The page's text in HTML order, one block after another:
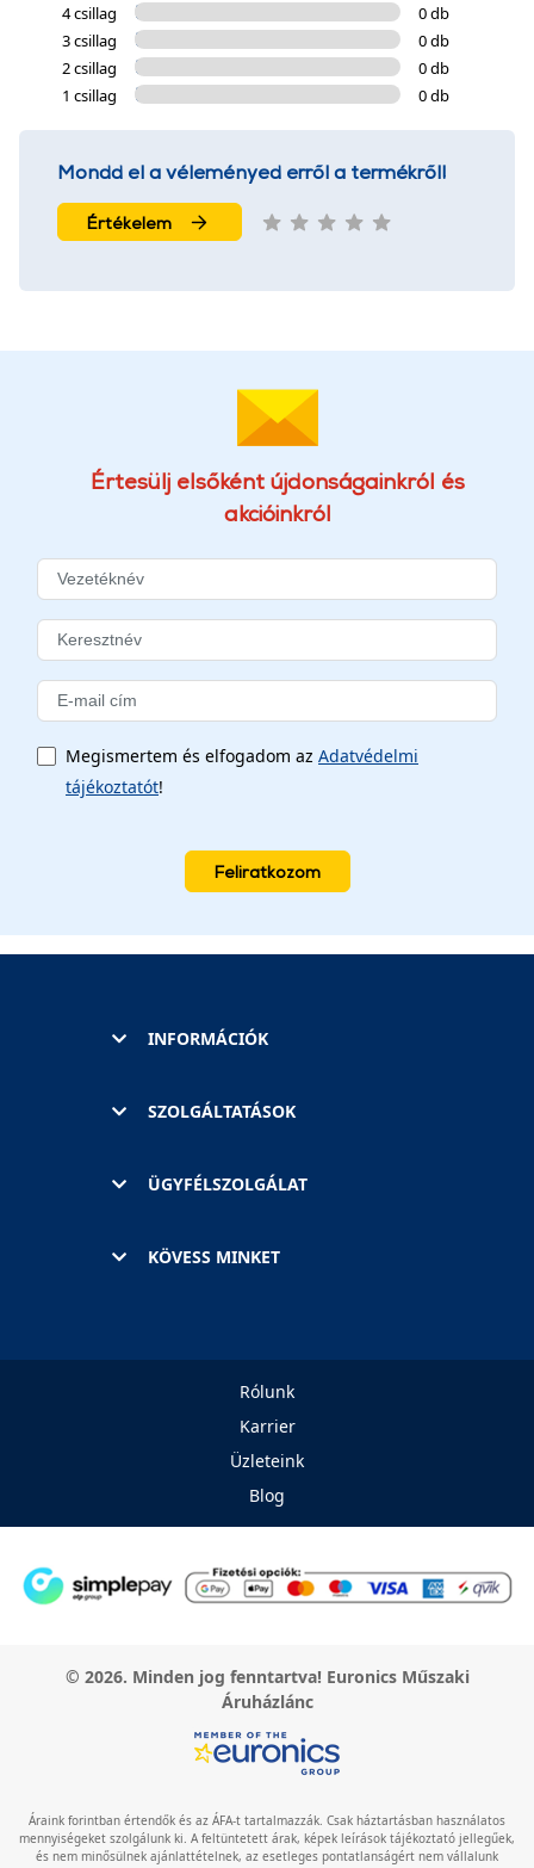
4 csillag
0 db
3 csillag
0 db
2 csillag
0 db
1 csillag
0 db
Mondd el a véleményed erről a termékről!
Értékelem
Értesülj elsőként újdonságainkról és
akcióinkról
Megismertem és elfogadom az Adatvédelmi
tájékoztatót!
Feliratkozom
INFORMÁCIÓK
SZOLGÁLTATÁSOK
ÜGYFÉLSZOLGÁLAT
KÖVESS MINKET
Rólunk
Karrier
Üzleteink
Blog
© 2026. Minden jog fenntartva! Euronics Műszaki
Áruházlánc
Áraink forintban értendők és az ÁFA-t tartalmazzák. Csak háztartásban használatos
mennyiségeket szolgálunk ki. A feltüntetett árak, képek leírások tájékoztató jellegűek,
és nem minősülnek ajánlattételnek, az esetleges pontatlanságért nem vállalunk